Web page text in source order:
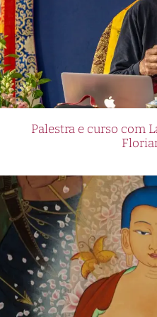
Palestra e curso com